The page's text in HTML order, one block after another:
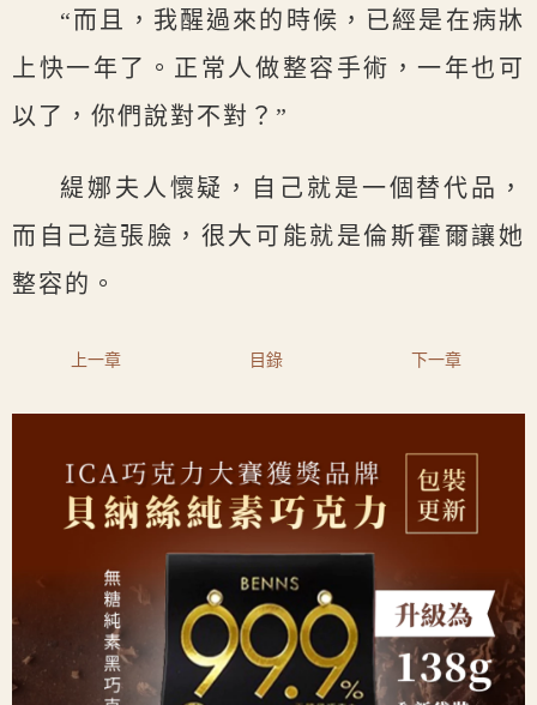
“而且，我醒過來的時候，已經是在病牀
上快一年了。正常人做整容手術，一年也可
以了，你們說對不對？”
緹娜夫人懷疑，自己就是一個替代品，
而自己這張臉，很大可能就是倫斯霍爾讓她
整容的。
上一章 目錄 下一章